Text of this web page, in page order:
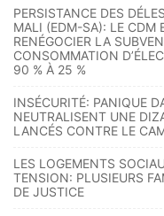
PERSISTANCE DES
MALI (EDM-SA): LE CDM
RENÉGOCIER LA
CONSOMMATION
90 % À 25 %
INSÉCURITÉ: PANIQUE
NEUTRALISENT UNE
LANCÉS CONTRE LE
LES LOGEMENTS
TENSION: PLUSIEURS
DE JUSTICE